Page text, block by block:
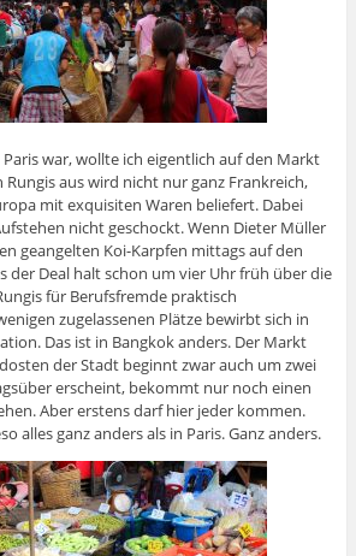
war, wollte ich eigentlich auf den Markt
Rungis aus wird nicht nur ganz Frankreich,
mit exquisiten Waren beliefert. Dabei
nicht geschockt. Wenn Dieter Müller
geangelten Koi-Karpfen mittags auf den
der Deal halt schon um vier Uhr früh über die
für Berufsfremde praktisch
zugelassenen Plätze bewirbt sich in
Das ist in Bangkok anders. Der Markt
der Stadt beginnt zwar auch um zwei
erscheint, bekommt nur noch einen
Aber erstens darf hier jeder kommen.
alles ganz anders als in Paris. Ganz anders.